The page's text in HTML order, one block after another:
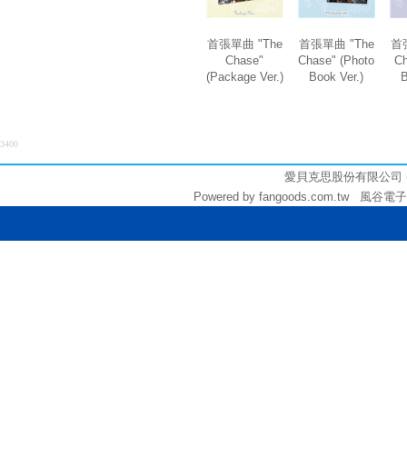
首張單曲 "The
Chase"
(Package Ver.)
首張單曲 "The
Chase" (Photo
Book Ver.)
首
3400
愛貝克思股份有限公
Powered by fangoods.com.tw 風谷電子商